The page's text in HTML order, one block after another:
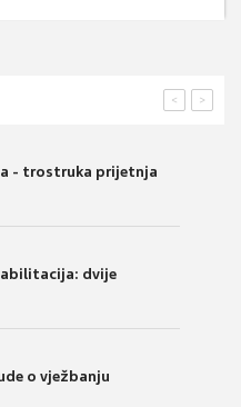
>
<
- trostruka prijetnja
dvije
o vježbanju